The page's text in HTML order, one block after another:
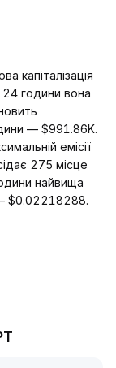
капіталізація
години вона
— $991.86K.
емісії
275 місце
найвища
$0.02218288.